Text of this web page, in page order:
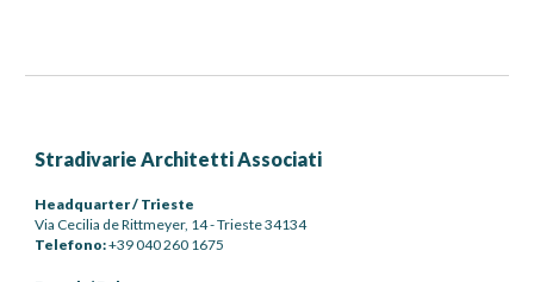
Stradivarie Architetti Associati
Headquarter / Trieste
Via Cecilia de Rittmeyer, 14 - Trieste 34134
Telefono:+39 040 260 1675